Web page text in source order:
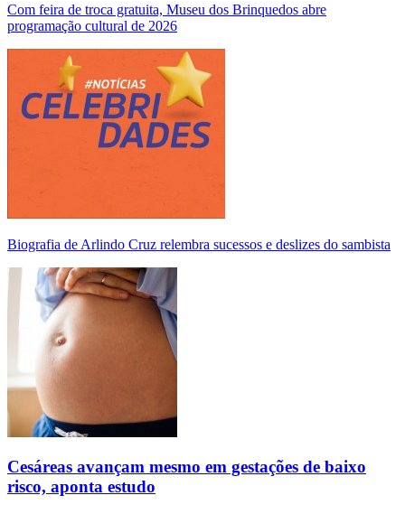
Com feira de troca gratuita, Museu dos Brinquedos abre
programação cultural de 2026
Biografia de Arlindo Cruz relembra sucessos e deslizes do sambista
Cesáreas avançam mesmo em gestações de baixo
risco, aponta estudo